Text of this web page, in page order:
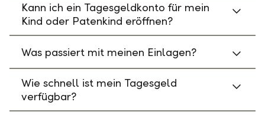
Kann ich ein Tagesgeldkonto für mein
Kind oder Patenkind eröffnen?
Was passiert mit meinen Einlagen?
Wie schnell ist mein Tagesgeld
verfügbar?